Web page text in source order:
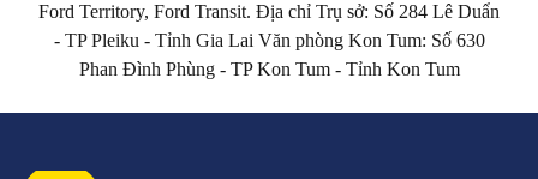
Ford Territory, Ford Transit. Địa chỉ Trụ sở: Số 284 Lê Duẩn
- TP Pleiku - Tỉnh Gia Lai Văn phòng Kon Tum: Số 630
Phan Đình Phùng - TP Kon Tum - Tỉnh Kon Tum